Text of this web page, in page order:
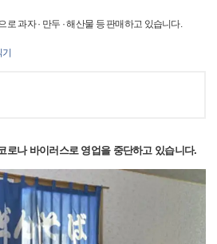
로 과자 · 만두 · 해산물 등 판매하고 있습니다.
로나 바이러스로 영업을 중단하고 있습니다.